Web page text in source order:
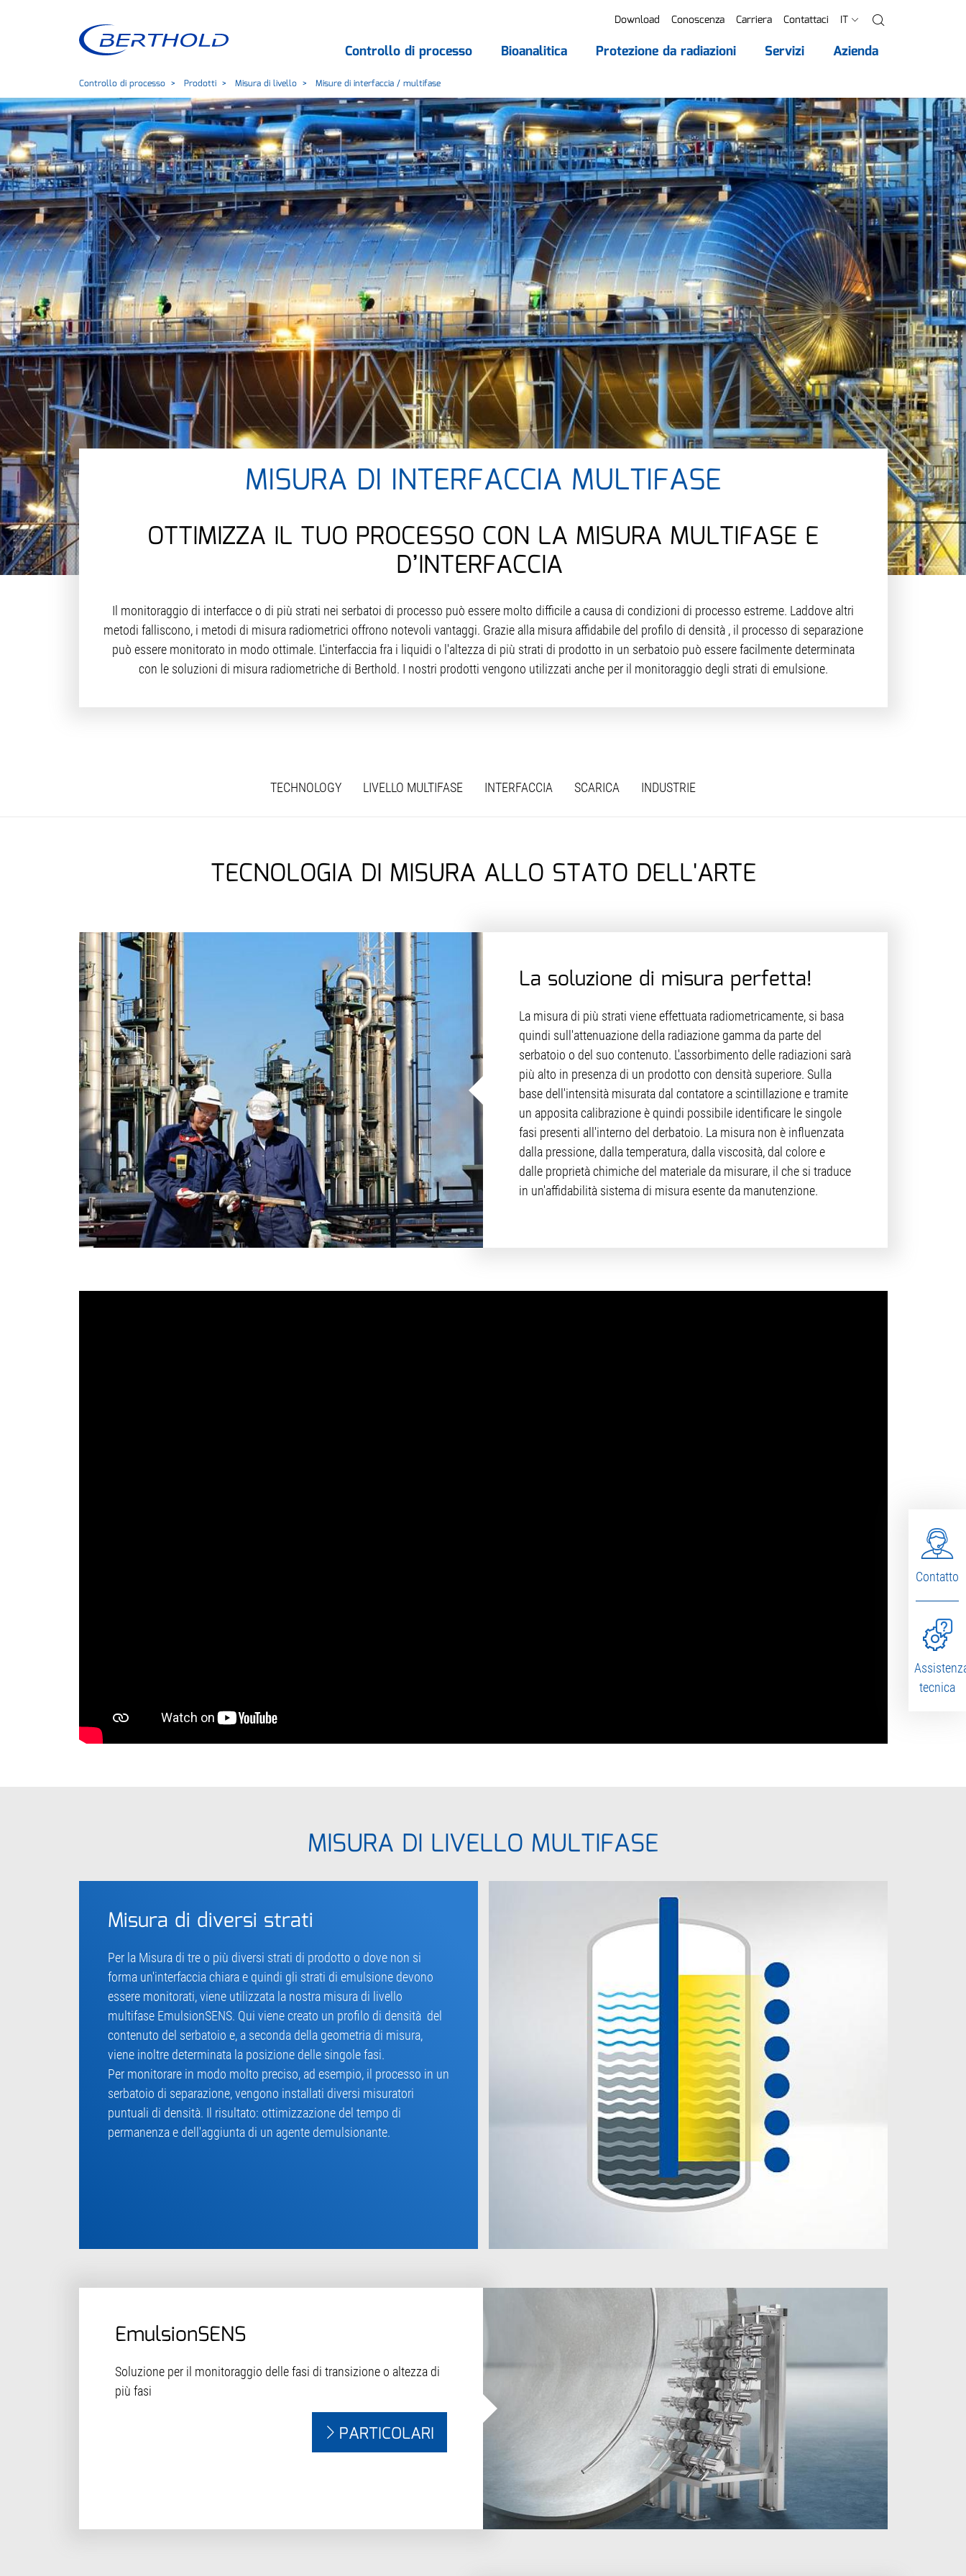
Download Conoscenza Carriera Contattaci IT
Controllo di processo Bioanalitica Protezione da radiazioni Servizi Azienda
Controllo di processo Prodotti Misura di livello Misure di interfaccia / multifase
MISURA DI INTERFACCIA MULTIFASE
OTTIMIZZA IL TUO PROCESSO CON LA MISURA MULTIFASE E
D’INTERFACCIA
Il monitoraggio di interfacce o di più strati nei serbatoi di processo può essere molto difficile a causa di condizioni di processo estreme. Laddove altri
metodi falliscono, i metodi di misura radiometrici offrono notevoli vantaggi. Grazie alla misura affidabile del profilo di densità , il processo di separazione
può essere monitorato in modo ottimale. L'interfaccia fra i liquidi o l'altezza di più strati di prodotto in un serbatoio può essere facilmente determinata
con le soluzioni di misura radiometriche di Berthold. I nostri prodotti vengono utilizzati anche per il monitoraggio degli strati di emulsione.
TECHNOLOGY LIVELLO MULTIFASE INTERFACCIA SCARICA INDUSTRIE
TECNOLOGIA DI MISURA ALLO STATO DELL'ARTE
La soluzione di misura perfetta!
La misura di più strati viene effettuata radiometricamente, si basa
quindi sull'attenuazione della radiazione gamma da parte del
serbatoio o del suo contenuto. L'assorbimento delle radiazioni sarà
più alto in presenza di un prodotto con densità superiore. Sulla
base dell'intensità misurata dal contatore a scintillazione e tramite
un apposita calibrazione è quindi possibile identificare le singole
fasi presenti all'interno del derbatoio. La misura non è influenzata
dalla pressione, dalla temperatura, dalla viscosità, dal colore e
dalle proprietà chimiche del materiale da misurare, il che si traduce
in un'affidabilità sistema di misura esente da manutenzione.
MISURA DI LIVELLO MULTIFASE
Misura di diversi strati
Per la Misura di tre o più diversi strati di prodotto o dove non si
forma un'interfaccia chiara e quindi gli strati di emulsione devono
essere monitorati, viene utilizzata la nostra misura di livello
multifase EmulsionSENS. Qui viene creato un profilo di densità del
contenuto del serbatoio e, a seconda della geometria di misura,
viene inoltre determinata la posizione delle singole fasi.
Per monitorare in modo molto preciso, ad esempio, il processo in un
serbatoio di separazione, vengono installati diversi misuratori
puntuali di densità. Il risultato: ottimizzazione del tempo di
permanenza e dell'aggiunta di un agente demulsionante.
EmulsionSENS
Soluzione per il monitoraggio delle fasi di transizione o altezza di
più fasi
PARTICOLARI
Contatto
tecnica